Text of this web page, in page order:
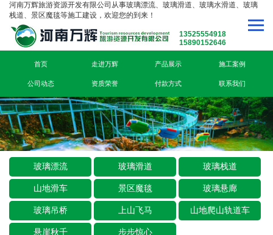
河南万辉旅游资源开发有限公司从事玻璃漂流、玻璃滑道、玻璃水滑道、玻璃
栈道、景区魔毯等施工建设，欢迎您的到来！
13525554918
15890152646
首页 走进万辉 产品展示 施工案例
公司动态 资质荣誉 付款方式 联系我们
玻璃漂流 玻璃滑道 玻璃栈道
山地滑车 景区魔毯 玻璃悬廊
玻璃吊桥 上山飞马 山地爬山轨道车
悬崖秋千 步步惊心